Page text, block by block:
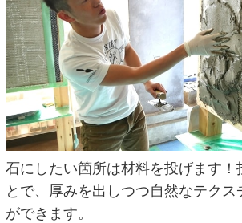
石にしたい箇所は材料を投げます！
とで、厚みを出しつつ自然なテクス
ができます。